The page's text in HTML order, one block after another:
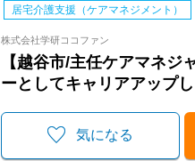
居宅介護支援（ケアマネジメント）
株式会社学研ココファン
【越谷市/主任ケアマネジ
ーとしてキャリアアップ
気になる